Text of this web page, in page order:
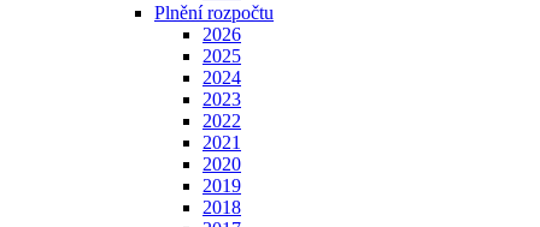
Plnění rozpočtu
2026
2025
2024
2023
2022
2021
2020
2019
2018